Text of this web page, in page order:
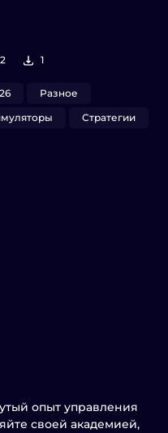
1
Разное
Стратегии
опыт управления
своей академией,